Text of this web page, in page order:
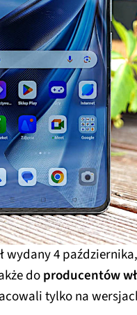
wydany 4 października,
doproducentów
tylko na